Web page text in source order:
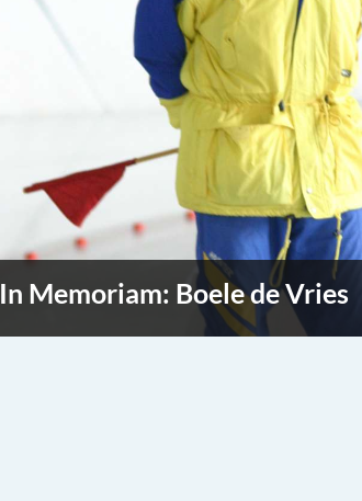
In Memoriam: Boele de Vries